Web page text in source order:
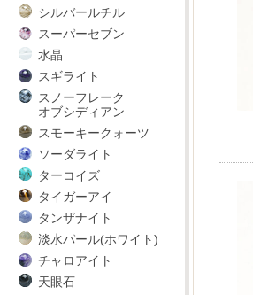
シルバールチル
スーパーセブン
水晶
スギライト
スノーフレーク
オブシディアン
スモーキークォーツ
ソーダライト
ターコイズ
タイガーアイ
タンザナイト
淡水パール(ホワイト)
チャロアイト
天眼石